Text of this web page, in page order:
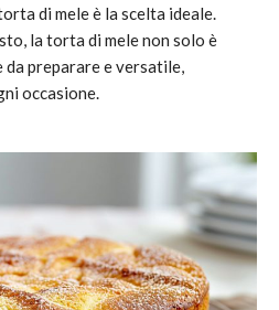
di mele è la scelta ideale.
la torta di mele non solo è
da preparare e versatile,
occasione.